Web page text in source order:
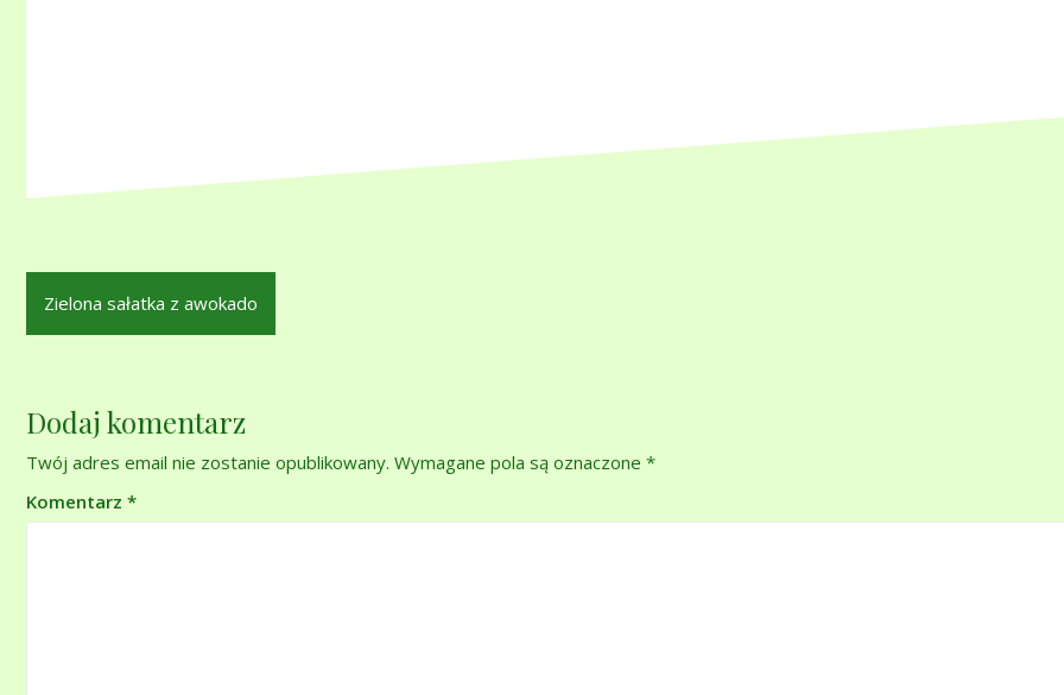
Nawigacja
wpisu
Zielona sałatka z awokado
Dodaj komentarz
Twój adres email nie zostanie opublikowany. Wymagane pola są oznaczone *
Komentarz *